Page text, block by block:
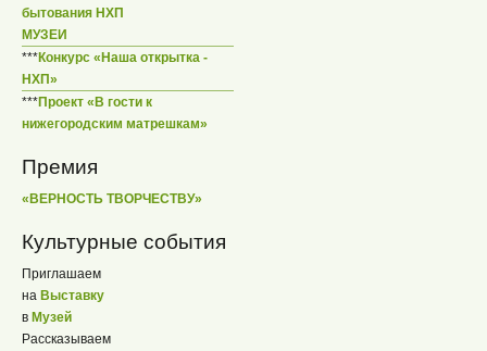
бытования НХП
МУЗЕИ
***Конкурс «Наша открытка -
НХП»
***Проект «В гости к
нижегородским матрешкам»
Премия
«ВЕРНОСТЬ ТВОРЧЕСТВУ»
Культурные события
Приглашаем
на Выставку
в Музей
Рассказываем